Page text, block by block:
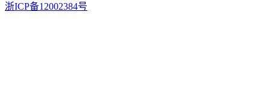
浙ICP备12002384号